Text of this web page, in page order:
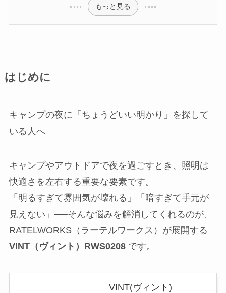
もっと見る
はじめに
キャンプの夜に「ちょうどいい明かり」を探して
いる人へ
キャンプやアウトドアで夜を過ごすとき、照明は
快適さを左右する重要な要素です。
「明るすぎて雰囲気が壊れる」「暗すぎて手元が
見えない」──そんな悩みを解消してくれるのが、
RATELWORKS（ラーテルワークス）が展開する
VINT（ヴィント）RWS0208です。
VINT(ヴィント)